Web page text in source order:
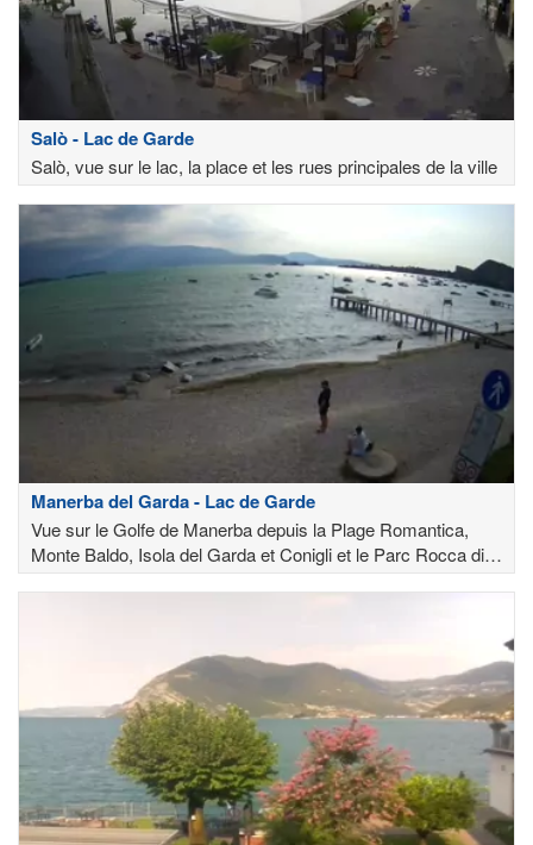
Salò - Lac de Garde
Salò, vue sur le lac, la place et les rues principales de la ville
Manerba del Garda - Lac de Garde
Vue sur le Golfe de Manerba depuis la Plage Romantica,
Monte Baldo, Isola del Garda et Conigli et le Parc Rocca di
Manerba en arrière-plan